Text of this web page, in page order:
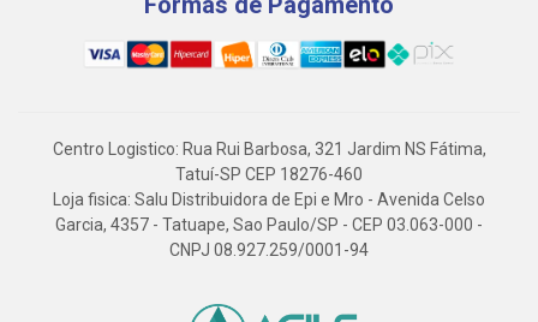
Centro Logistico: Rua Rui Barbosa, 321 Jardim NS Fátima,
Tatuí-SP CEP 18276-460
Loja fisica: Salu Distribuidora de Epi e Mro - Avenida Celso
Garcia, 4357 - Tatuape, Sao Paulo/SP - CEP 03.063-000 -
CNPJ 08.927.259/0001-94